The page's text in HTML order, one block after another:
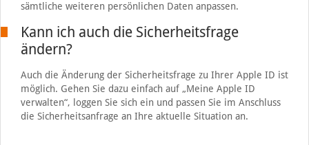
sämtliche weiteren persönlichen Daten anpassen.
Kann ich auch die Sicherheitsfrage
ändern?
Auch die Änderung der Sicherheitsfrage zu Ihrer Apple ID ist
möglich. Gehen Sie dazu einfach auf „Meine Apple ID
verwalten“, loggen Sie sich ein und passen Sie im Anschluss
die Sicherheitsanfrage an Ihre aktuelle Situation an.